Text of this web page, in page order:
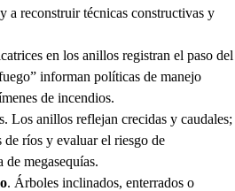
a reconstruir técnicas constructivas y
en los anillos registran el paso del
informan políticas de manejo
de incendios.
Los anillos reflejan crecidas y caudales;
de ríos y evaluar el riesgo de
de megasequías.
. Árboles inclinados, enterrados o